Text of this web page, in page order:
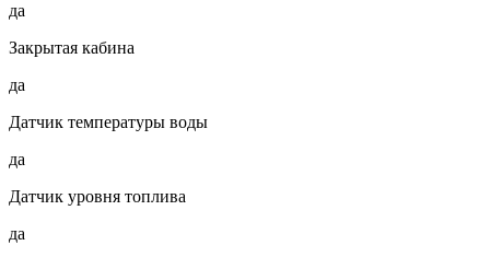
да
Закрытая кабина
да
Датчик температуры воды
да
Датчик уровня топлива
да